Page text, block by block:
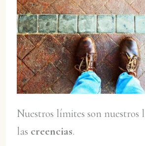
Nuestros límites son nuestros
las creencias.